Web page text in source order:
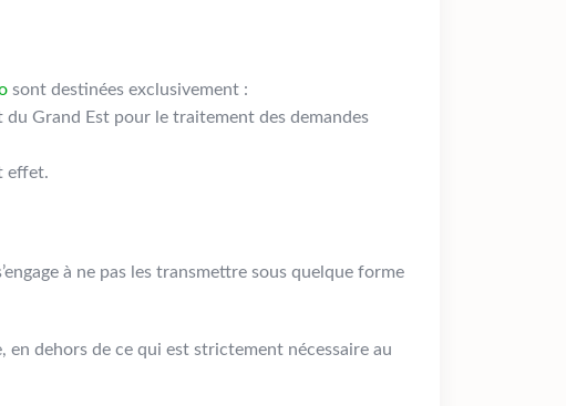
sont destinées exclusivement :
du Grand Est pour le traitement des demandes
effet.
à ne pas les transmettre sous quelque forme
en dehors de ce qui est strictement nécessaire au